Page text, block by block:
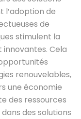
l’adoption de
de
stimulent la
innovantes. Cela
renouvelables,
une économie
des ressources
des solutions